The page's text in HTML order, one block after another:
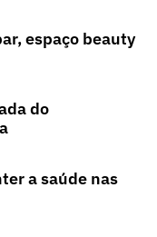
espaço beauty
do
a saúde nas